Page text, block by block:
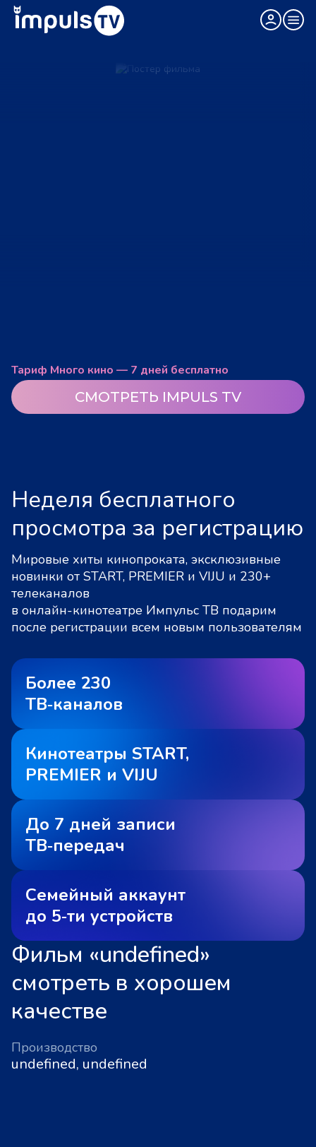
Тариф Много кино — 7 дней бесплатно
СМОТРЕТЬ IMPULS TV
Неделя бесплатного
просмотра за регистрацию
Мировые хиты кинопроката, эксклюзивные
новинки от START, PREMIER и VIJU и 230+
телеканалов
в онлайн-кинотеатре Импульс ТВ подарим
после регистрации всем новым пользователям
Более 230
ТВ‑каналов
Кинотеатры START,
PREMIER и VIJU
До 7 дней записи
ТВ‑передач
Семейный аккаунт
до 5‑ти устройств
Фильм «undefined»
смотреть в хорошем
качестве
Производство
undefined, undefined